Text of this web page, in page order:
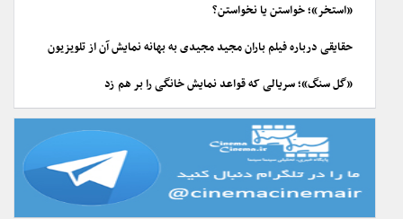
«استخر»؛ خواستن یا نخواستن؟
حقایقی درباره فیلم باران مجید مجیدی به بهانه نمایش آن از تلویزیون
«گل سنگ»؛ سریالی که قواعد نمایش خانگی را بر هم زد